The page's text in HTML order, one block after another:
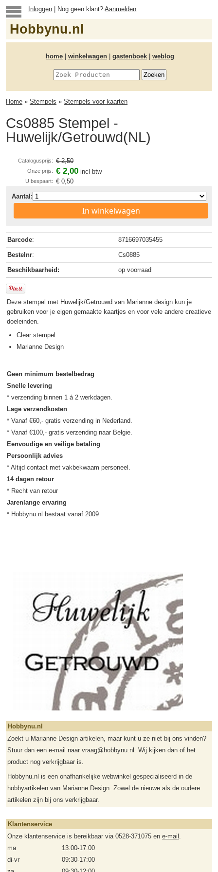
Inloggen | Nog geen klant?Aanmelden
Hobbynu.nl
home winkelwagen gastenboek weblog
Home » Stempels » Stempels voor kaarten
Cs0885 Stempel -
Huwelijk/Getrouwd(NL)
Catalogusprijs: € 2,50
Onze prijs: € 2,00 incl btw
U bespaart: € 0,50
Aantal:
In winkelwagen
Barcode: 8716697035455
Bestelnr: Cs0885
Beschikbaarheid: op voorraad
Deze stempel met Huwelijk/Getrouwd van Marianne design kun je
gebruiken voor je eigen gemaakte kaartjes en voor vele andere creatieve
doeleinden.
Clear stempel
Marianne Design
Geen minimum bestelbedrag
Snelle levering
Lage verzendkosten
* Vanaf €60,- gratis verzending in Nederland.
Eenvoudige en veilige betaling
Persoonlijk advies
14 dagen retour
Jarenlange ervaring
* Hobbynu.nl bestaat vanaf 2009
Hobbynu.nl
Zoekt u Marianne Design artikelen, maar kunt u ze niet bij ons vinden?
Stuur dan een e-mail naar vraag@hobbynu.nl. Wij kijken dan of het
product nog verkrijgbaar is.
Hobbynu.nl is een onafhankelijke webwinkel gespecialiseerd in de
hobbyartikelen van Marianne Design. Zowel de nieuwe als de oudere
artikelen zijn bij ons verkrijgbaar.
Klantenservice
Onze klantenservice is bereikbaar via 0528-371075 en e-mail .
ma
13:00-17:00
di-vr
09:30-17:00